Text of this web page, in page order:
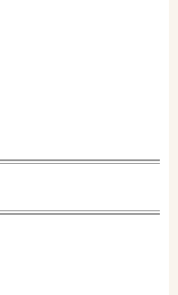
紀伊國屋書店で購入